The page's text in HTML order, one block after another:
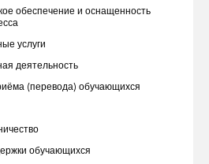
обеспечение и оснащенность
услуги
деятельность
(перевода) обучающихся
обучающихся